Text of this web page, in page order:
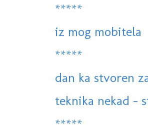
*****
iz mog mobitela
*****
dan ka stvoren
teknika nekad -
*****